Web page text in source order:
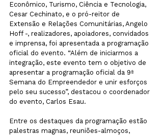
Econômico, Turismo, Ciência e Tecnologia,
Cesar Cechinato, e o pró-reitor de
Extensão e Relações Comunitárias, Angelo
Hoff -, realizadores, apoiadores, convidados
e imprensa, foi apresentada a programação
oficial do evento. “Além de iniciarmos a
integração, este evento tem o objetivo de
apresentar a programação oficial da 9ª
Semana do Empreendedor e unir esforços
pelo seu sucesso”, destacou o coordenador
Entre os destaques da programação estão
palestras magnas, reuniões-almoços,